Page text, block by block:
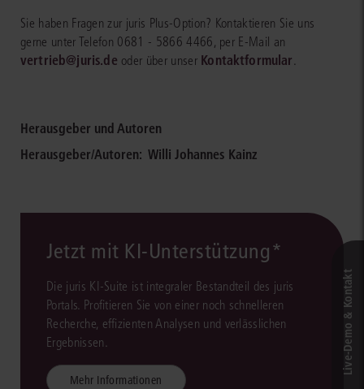
Sie haben Fragen zur juris Plus-Option? Kontaktieren Sie uns
gerne unter Telefon 0681 - 5866 4466, per E-Mail an
vertrieb@juris.de oder über unser Kontaktformular.
Herausgeber und Autoren
Herausgeber/Autoren: Willi Johannes Kainz
Jetzt mit KI-Unterstützung*
Die juris KI-Suite ist integraler Bestandteil des juris
Portals. Profitieren Sie von einer noch schnelleren
Recherche, effizienten Analysen und verlässlichen
Ergebnissen.
Mehr Informationen
Live‑Demo & Kontakt